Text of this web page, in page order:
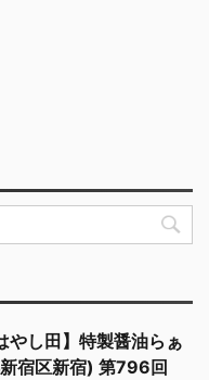
やし田】特製醤油らぁ
宿区新宿) 第796回